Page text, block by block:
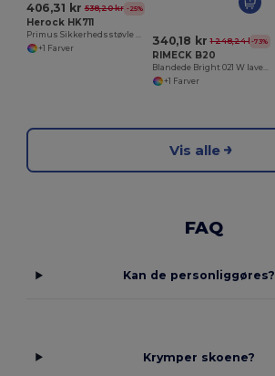
406,31 kr 538,20 kr -25%
Herock HK711
Primus Sikkerhedsstøvle med Komposit Tåkappe
+1 Farver
340,18 kr 1 248,24 kr-73%
RIMECK B20
Blandede Bright 021 W lave sikkerhedssko
+1 Farver
Vis alle
FAQ
Kan de personliggøres?
Krymper skoene?